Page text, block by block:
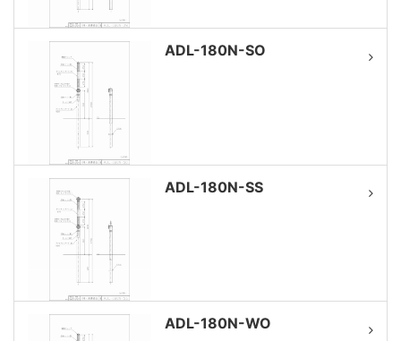
ADL-180N-SO
ADL-180N-SS
ADL-180N-WO